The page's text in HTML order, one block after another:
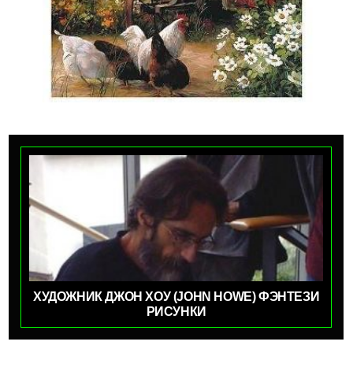
ХУДОЖНИК ДЖОН ХОУ (JOHN HOWE) ФЭНТЕЗИ
РИСУНКИ